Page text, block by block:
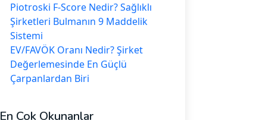
Piotroski F-Score Nedir? Sağlıklı
Şirketleri Bulmanın 9 Maddelik
Sistemi
EV/FAVÖK Oranı Nedir? Şirket
Değerlemesinde En Güçlü
Çarpanlardan Biri
En Çok Okunanlar